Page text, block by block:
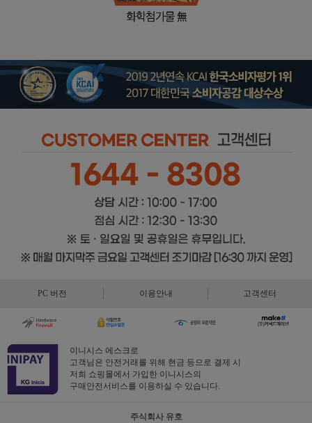
PC 버전 이용안내 고객센터
이니시스 에스크로
고객님은 안전거래를 위해 현금 등으로 결제 시
저희 쇼핑몰에서 가입한 이니시스의
구매안전서비스를 이용하실 수 있습니다.
주식회사 유호